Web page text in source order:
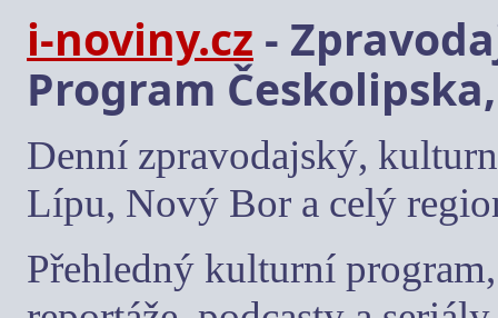
i-noviny.cz -
Program
Denní zpravodajský,
Lípu, Nový Bor a celý
Přehledný kulturní